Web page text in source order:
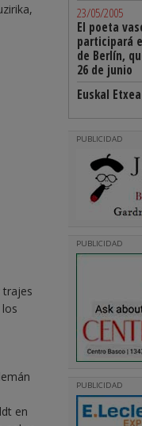
trajes
en
23/05/2005
El poeta
participará
de Berlín,
26 de junio
Euskal
PUBLICIDAD
PUBLICIDAD
PUBLICIDAD